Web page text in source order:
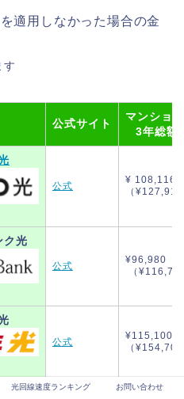
適用しなかった場合の金
す
公式サイト
マンショ
3年総額
公式
¥ 108,116
（
ク光
公式
¥96,980
（
公式
¥115,100
（ ¥154,700
光回線速度ランキング お問い合わせ